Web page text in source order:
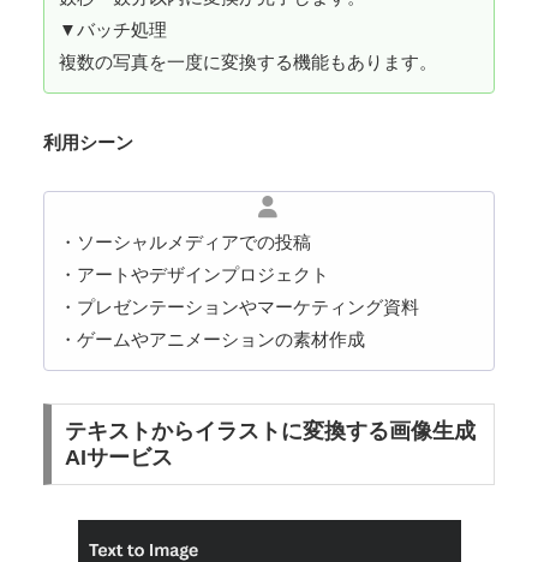
▼バッチ処理
複数の写真を一度に変換する機能もあります。
利用シーン
・ソーシャルメディアでの投稿
・アートやデザインプロジェクト
・プレゼンテーションやマーケティング資料
・ゲームやアニメーションの素材作成
テキストからイラストに変換する画像生成
AIサービス